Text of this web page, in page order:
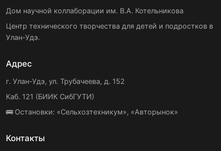
Дом научной коллаборации им. В.А. Котельникова
Центр технического творчества для детей и подростков в
Улан-Удэ.
Адрес
г. Улан-Удэ, ул. Трубачеева, д. 152
Каб. 121 (БИИК СибГУТИ)
🚌 Остановки: «Сельхозтехникум», «Авторынок»
Контакты